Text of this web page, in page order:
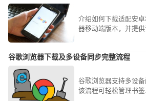
介绍如何下载适配安
器移动端版本，并提
谷歌浏览器下载及多设备同步完整流程
谷歌浏览器支持多设
该流程可轻松管理书